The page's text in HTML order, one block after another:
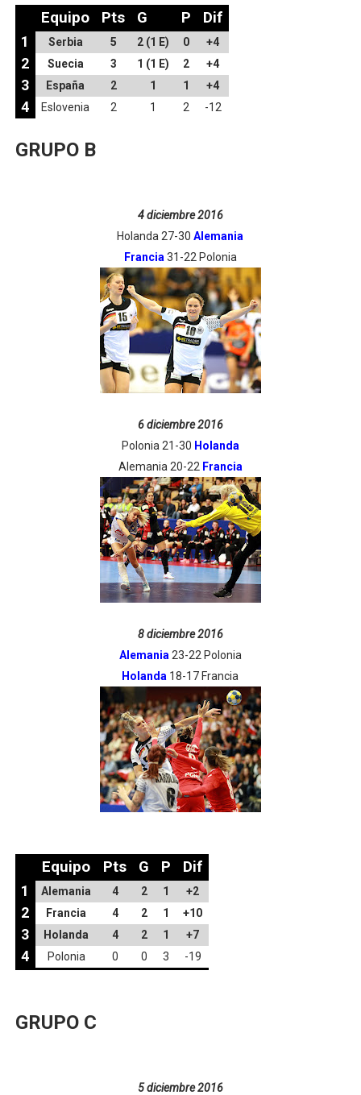
Equipo Pts G P Dif
1 Serbia 5 2 (1 E) 0 +4
2 Suecia 3 1 (1 E) 2 +4
3 España 2 1 1 +4
4 Eslovenia 2 1 2 -12
GRUPO B
4 diciembre 2016
Holanda 27-30Alemania
Francia 31-22 Polonia
6 diciembre 2016
Polonia 21-30 Holanda
Alemania 20-22 Francia
8 diciembre 2016
Alemania 23-22 Polonia
Holanda 18-17 Francia
Equipo Pts G P Dif
1 Alemania 4 2 1 +2
2 Francia 4 2 1 +10
3 Holanda 4 2 1 +7
4 Polonia 0 0 3 -19
GRUPO C
5 diciembre 2016